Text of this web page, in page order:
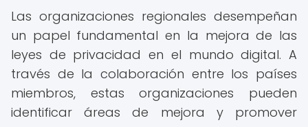
Las organizaciones regionales desempeñan
un papel fundamental en la mejora de las
leyes de privacidad en el mundo digital. A
través de la colaboración entre los países
miembros, estas organizaciones pueden
identificar áreas de mejora y promover